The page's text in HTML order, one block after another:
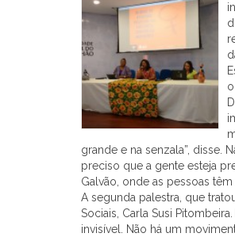
grande e na senzala”, disse.
preciso que a gente esteja
Galvão, onde as pessoas
A segunda palestra, que
Sociais, Carla Susi
invisível. Não há um